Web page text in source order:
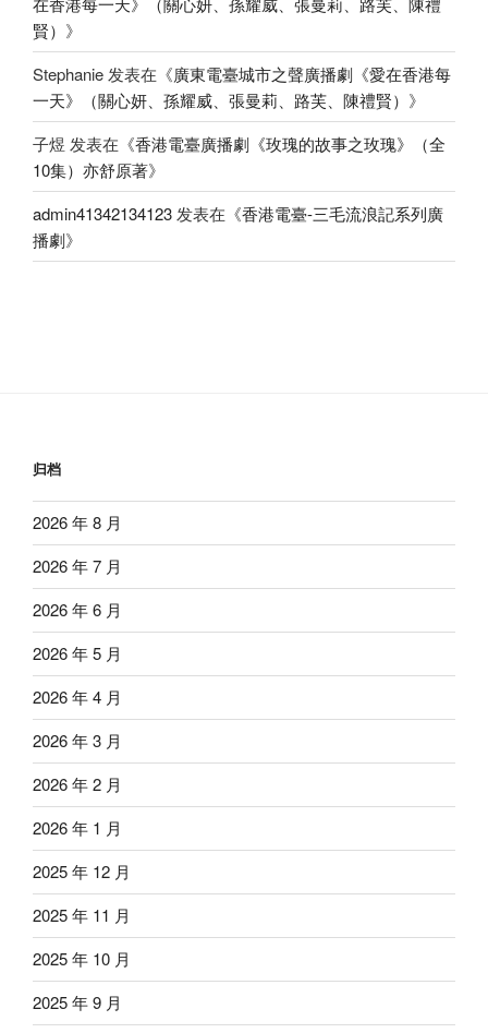
賢） 》
Stephanie 发表在《廣東電臺城市之聲廣播劇《愛在香港每
一天》（關心妍、孫耀威、張曼莉、路芙、陳禮賢） 》
子煜 发表在《香港電臺廣播劇《玫瑰的故事之玫瑰》（全
10集）亦舒原著》
admin41342134123 发表在《香港電臺-三毛流浪記系列廣
播劇》
归档
2026 年 8 月
2026 年 7 月
2026 年 6 月
2026 年 5 月
2026 年 4 月
2026 年 3 月
2026 年 2 月
2026 年 1 月
2025 年 12 月
2025 年 11 月
2025 年 10 月
2025 年 9 月